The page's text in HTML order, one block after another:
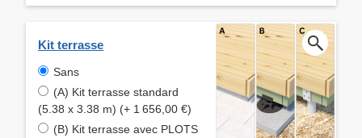
Kit terrasse
Sans
(A) Kit terrasse standard
(5.38 x 3.38 m) (+ 1 656,00 €)
(B) Kit terrasse avec PLOTS